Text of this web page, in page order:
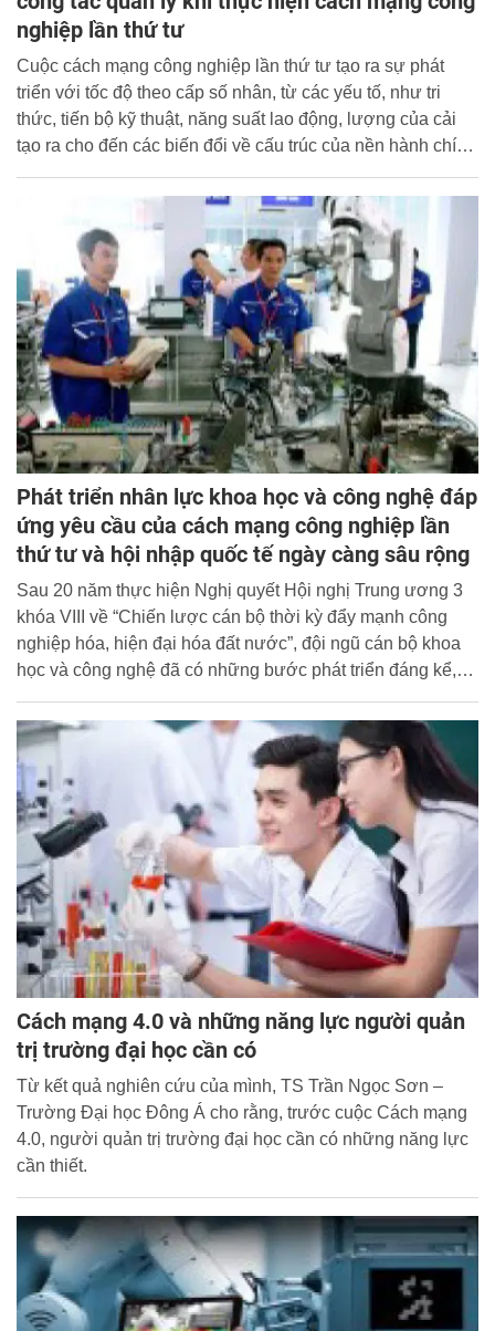
nghiệp lần thứ tư
Cuộc cách mạng công nghiệp lần thứ tư tạo ra sự phát
triển với tốc độ theo cấp số nhân, từ các yếu tố, như tri
thức, tiến bộ kỹ thuật, năng suất lao động, lượng của cải
tạo ra cho đến các biến đổi về cấu trúc của nền hành chính
triển nhanh và bền vững thì phải xây dựng chiến lược để
thực hiện cách mạng công nghiệp lần thứ tư, trong đó cần
chú trọng công tác quản lý ở tầm vĩ mô.
Phát triển nhân lực khoa học và công nghệ đáp
ứng yêu cầu của cách mạng công nghiệp lần
thứ tư và hội nhập quốc tế ngày càng sâu rộng
Sau 20 năm thực hiện Nghị quyết Hội nghị Trung ương 3
khóa VIII về “Chiến lược cán bộ thời kỳ đẩy mạnh công
nghiệp hóa, hiện đại hóa đất nước”, đội ngũ cán bộ khoa
học và công nghệ đã có những bước phát triển đáng kể,
thành về mọi mặt, từng bước được chuẩn hóa, trẻ hóa,
thích ứng với nhiệm vụ trong giai đoạn mới và có đóng góp
quan trọng vào sự nghiệp xây dựng và bảo vệ Tổ quốc.
Cách mạng 4.0 và những năng lực người quản
trị trường đại học cần có
Từ kết quả nghiên cứu của mình, TS Trần Ngọc Sơn –
Trường Đại học Đông Á cho rằng, trước cuộc Cách mạng
4.0, người quản trị trường đại học cần có những năng lực
cần thiết.